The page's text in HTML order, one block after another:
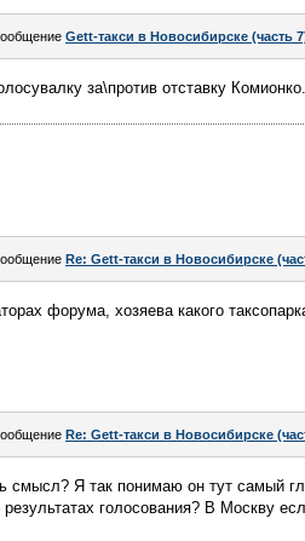
Gett-такси в Новосибирске (часть
за\против отставку
Re: Gett-такси в Новосибирске
форума, хозяева какого
Re: Gett-такси в Новосибирске
смысл? Я так понимаю он тут самый
результатах голосования? В Москву